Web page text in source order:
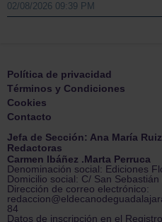
02/08/2026 09:39 PM
Política de privacidad
Términos y Condiciones
Cookies
Contacto
Jefa de Sección: Ana María
Redactoras
Carmen Ibáñez .Marta Perruca
Denominación social: Ediciones
Domicilio social: C/ San
Dirección de correo electrónico:
84
Datos de inscripción en el